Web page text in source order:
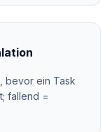
bevor ein Task
fallend =